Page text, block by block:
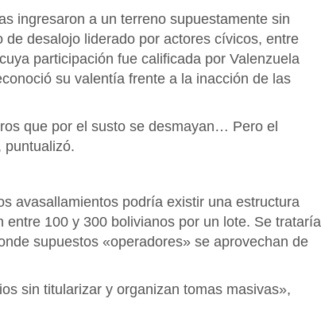
ingresaron a un terreno supuestamente sin
desalojo liderado por actores cívicos, entre
participación fue calificada por Valenzuela
su valentía frente a la inacción de las
que por el susto se desmayan… Pero el
puntualizó.
avasallamientos podría existir una estructura
100 y 300 bolivianos por un lote. Se trataría
supuestos «operadores» se aprovechan de
sin titularizar y organizan tomas masivas»,